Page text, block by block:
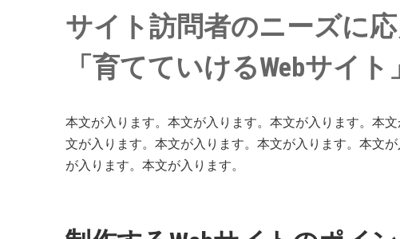
サイト訪問者のニーズに
「育てていけるWebサイ
本文が入ります。本文が入ります。本文が入ります。本
文が入ります。本文が入ります。本文が入ります。本文
が入ります。本文が入ります。